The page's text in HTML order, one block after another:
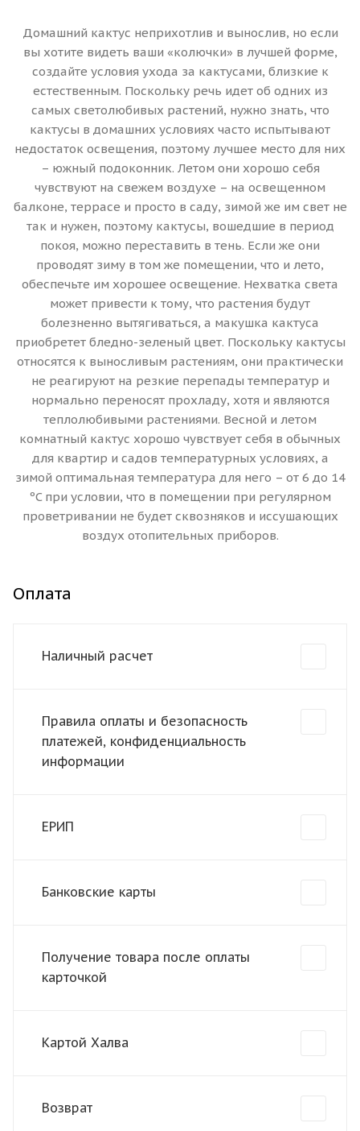
Домашний кактус неприхотлив и вынослив, но если
вы хотите видеть ваши «колючки» в лучшей форме,
создайте условия ухода за кактусами, близкие к
естественным. Поскольку речь идет об одних из
самых светолюбивых растений, нужно знать, что
кактусы в домашних условиях часто испытывают
недостаток освещения, поэтому лучшее место для них
– южный подоконник. Летом они хорошо себя
чувствуют на свежем воздухе – на освещенном
балконе, террасе и просто в саду, зимой же им свет не
так и нужен, поэтому кактусы, вошедшие в период
покоя, можно переставить в тень. Если же они
проводят зиму в том же помещении, что и лето,
обеспечьте им хорошее освещение. Нехватка света
может привести к тому, что растения будут
болезненно вытягиваться, а макушка кактуса
приобретет бледно-зеленый цвет. Поскольку кактусы
относятся к выносливым растениям, они практически
не реагируют на резкие перепады температур и
нормально переносят прохладу, хотя и являются
теплолюбивыми растениями. Весной и летом
комнатный кактус хорошо чувствует себя в обычных
для квартир и садов температурных условиях, а
зимой оптимальная температура для него – от 6 до 14
ºC при условии, что в помещении при регулярном
проветривании не будет сквозняков и иссушающих
воздух отопительных приборов.
Оплата
Наличный расчет
Правила оплаты и безопасность
платежей, конфиденциальность
информации
ЕРИП
Банковские карты
Получение товара после оплаты
карточкой
Картой Халва
Возврат